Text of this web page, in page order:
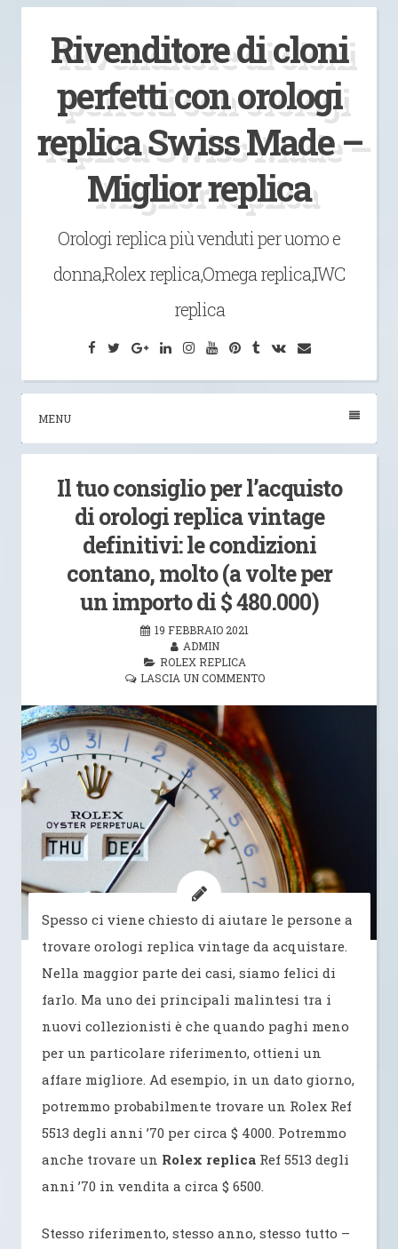
contenuto
Rivenditore di cloni
perfetti con orologi
replica Swiss Made –
Miglior replica
Orologi replica più venduti per uomo e
donna,Rolex replica,Omega replica,IWC
replica
Facebook
TwitterGoogleLinkedInInstagram
YouTubePinterest
Tumblr
VK Email
MENU
Il tuo consiglio per l’acquisto
di orologi replica vintage
definitivi: le condizioni
contano, molto (a volte per
un importo di $ 480.000)
19 FEBBRAIO 2021
ADMIN
ROLEX REPLICA
LASCIA UN COMMENTO
Spesso ci viene chiesto di aiutare le persone a
trovare orologi replica vintage da acquistare.
Nella maggior parte dei casi, siamo felici di
farlo. Ma uno dei principali malintesi tra i
nuovi collezionisti è che quando paghi meno
per un particolare riferimento, ottieni un
affare migliore. Ad esempio, in un dato giorno,
potremmo probabilmente trovare un Rolex Ref
5513 degli anni ’70 per circa $ 4000. Potremmo
anche trovare un Rolex replicaRef 5513 degli
anni ’70 in vendita a circa $ 6500.
Stesso riferimento, stesso anno, stesso tutto –